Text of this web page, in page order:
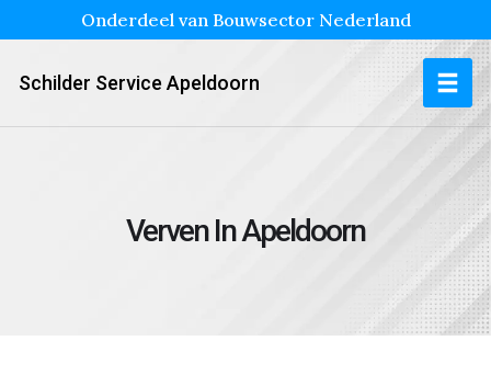
Onderdeel van Bouwsector Nederland
Schilder Service Apeldoorn
Verven In Apeldoorn